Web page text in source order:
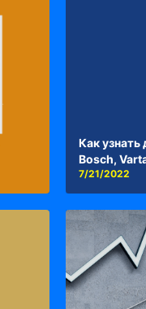
Как узнать
Bosch,
7/21/2022